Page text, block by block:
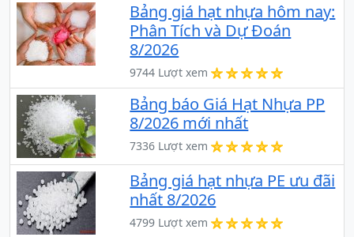
Bảng giá hạt nhựa hôm nay:
Phân Tích và Dự Đoán
8/2026
9744 Lượt xem
Bảng báo Giá Hạt Nhựa PP
8/2026 mới nhất
7336 Lượt xem
Bảng giá hạt nhựa PE ưu đãi
nhất 8/2026
4799 Lượt xem